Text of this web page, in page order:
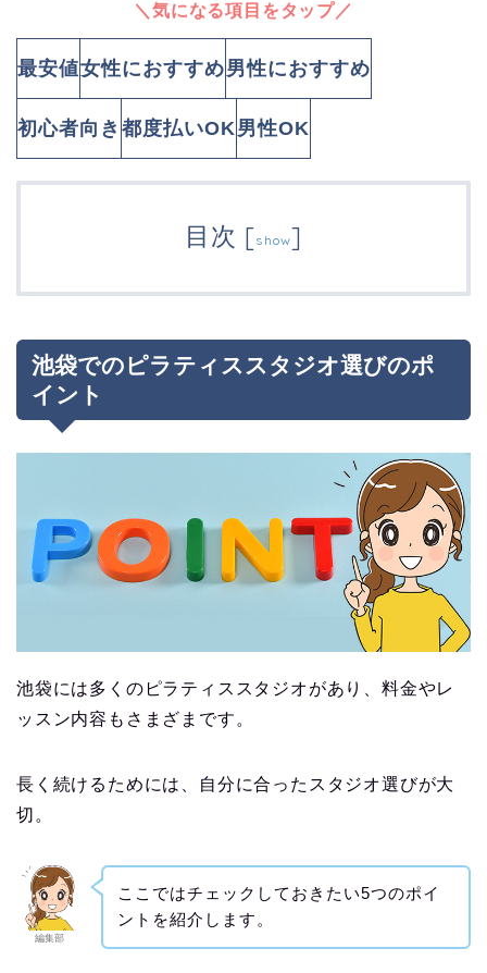
＼気になる項目をタップ／
最安値女性におすすめ男性におすすめ
初心者向き 都度払いOK 男性OK
目次 [show]
池袋でのピラティススタジオ選びのポ
イント
池袋には多くのピラティススタジオがあり、料金やレ
ッスン内容もさまざまです。
長く続けるためには、自分に合ったスタジオ選びが大
切。
編集部
ここではチェックしておきたい5つのポイ
ントを紹介します。